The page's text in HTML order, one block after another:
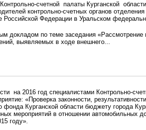
счетной палаты Курганской
контрольно-счетных органов
Российской Федерации в Уральском
докладом по теме заседания «Рассмотрение
выявляемых в ходе внешнего...
на 2016 год специалистами Контрольно-
«Проверка законности,
Курганской области бюджету города
мероприятий в отношении автомобильных
году».